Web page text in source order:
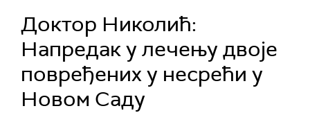
Доктор Николић:
Напредак у лечењу двоје
повређених у несрећи у
Новом Саду